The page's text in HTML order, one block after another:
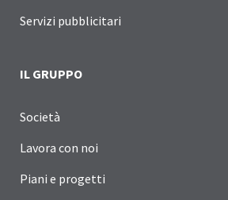
Servizi pubblicitari
IL GRUPPO
Società
Lavora con noi
Piani e progetti